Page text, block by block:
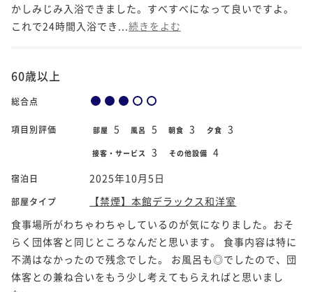
かしみじみ入浴できました。すべすべになって良いですよ。
これで24時間入浴でき... 続きをよむ
60歳以上
総合点
項目別評価 部屋 5 風呂 5 朝食 3 夕食 3
接客・サービス 3 その他設備 4
宿泊日 2025年10月5日
部屋タイプ
【禁煙】本館デラックス和洋室
食事場所がわちゃわちゃしているのが気になりました。おそ
らく団体客と同じところなんだと思います。 食事内容は特に
不満はなかったので残念でした。 お風呂も◎でしたので、団
体客との兼ね合いをもう少し考えてもらえればと思いまし